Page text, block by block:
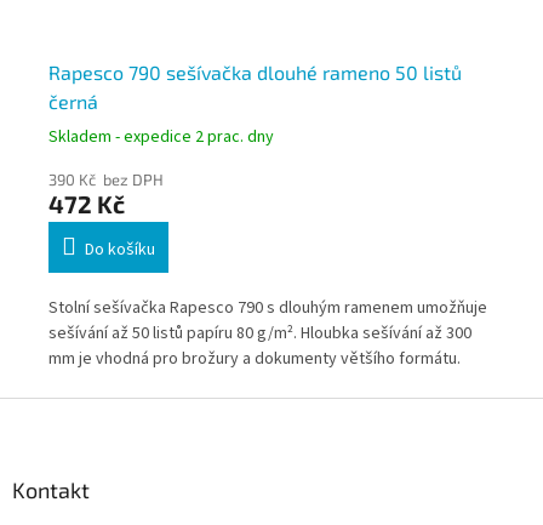
Rapesco 790 sešívačka dlouhé rameno 50 listů
černá
Skladem - expedice 2 prac. dny
390 Kč bez DPH
472 Kč
Do košíku
Stolní sešívačka Rapesco 790 s dlouhým ramenem umožňuje
sešívání až 50 listů papíru 80 g/m². Hloubka sešívání až 300
mm je vhodná pro brožury a dokumenty většího formátu.
Kontakt